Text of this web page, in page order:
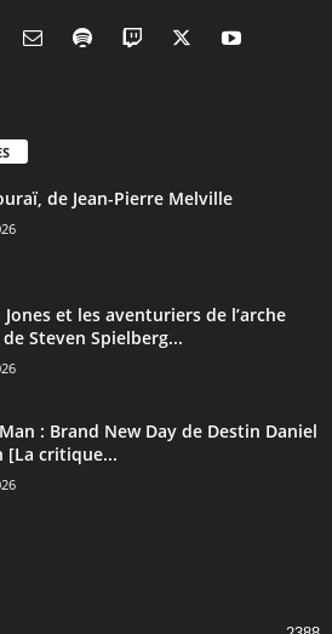
de Jean-Pierre Melville
Jones et les aventuriers de l’arche
Steven Spielberg...
: Brand New Day de Destin Daniel
[La critique...